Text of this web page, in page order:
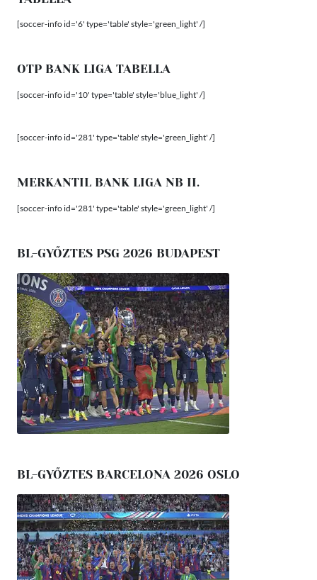
[soccer-info id='6' type='table' style='green_light' /]
OTP BANK LIGA TABELLA
[soccer-info id='10' type='table' style='blue_light' /]
[soccer-info id='281' type='table' style='green_light' /]
MERKANTIL BANK LIGA NB II.
[soccer-info id='281' type='table' style='green_light' /]
BL-GYŐZTES PSG 2026 BUDAPEST
BL-GYŐZTES BARCELONA 2026 OSLO